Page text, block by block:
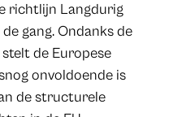
richtlijn Langdurig
gang. Ondanks de
de Europese
onvoldoende is
de structurele